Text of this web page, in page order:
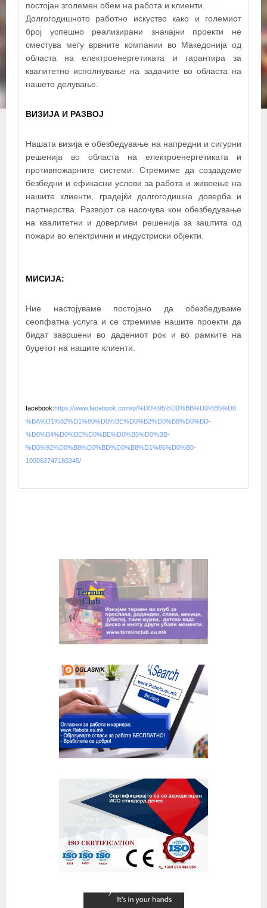
постојан зголемен обем на работа и клиенти.
Долгогодишното работно искуство како и големиот
број успешно реализирани значајни проекти не
сместува меѓу врвните компании во Македонија од
областа на електроенергетиката и гарантира за
квалитетно исполнување на задачите во областа на
нашето делување.
ВИЗИЈА И РАЗВОЈ
Нашата визија е обезбедување на напредни и сигурни
решенија во областа на електроенергетиката и
противпожарните системи. Стремиме да создадеме
безбедни и ефикасни услови за работа и живеење на
нашите клиенти, градејќи долгогодишна доверба и
партнерства. Развојот се насочува кон обезбедување
на квалитетни и доверливи решенија за заштита од
пожари во електрични и индустриски објекти.
МИСИЈА:
Ние настојуваме постојано да обезбедуваме
сеопфатна услуга и се стремиме нашите проекти да
бидат завршени во дадениот рок и во рамките на
буџетот на нашите клиенти.
facebook:https://www.facebook.com/p/%D0%95%D0%BB%D0%B5%D0
%BA%D1%82%D1%80%D0%BE%D0%B2%D0%B8%D0%BD-
%D0%B4%D0%BE%D0%BE%D0%B5%D0%BB-
%D0%92%D0%B8%D0%BD%D0%B8%D1%86%D0%B0-
100063747180345/
+